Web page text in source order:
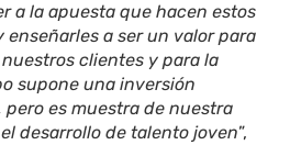
a la apuesta que hacen estos
enseñarles a ser un valor para
clientes y para la
supone una inversión
es muestra de nuestra
desarrollo de talento joven”,